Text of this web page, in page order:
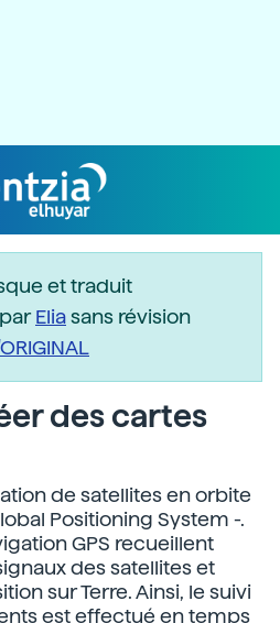
et traduit
Eliasans révision
des cartes
de satellites en orbite
Positioning System -.
GPS recueillent
des satellites et
sur Terre. Ainsi, le suivi
est effectué en temps